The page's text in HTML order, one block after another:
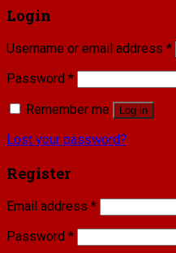
Login
Username or email address *
Password *
Remember me
Log in
Lost your password?
Register
Email address *
Password *